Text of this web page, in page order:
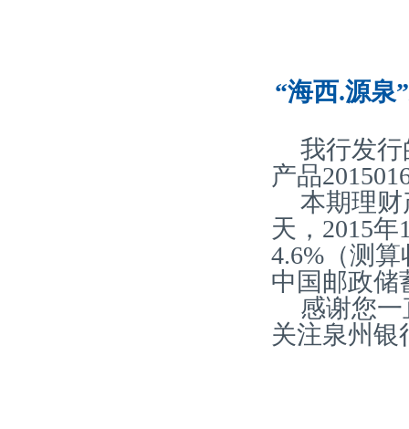
“海西.源泉
我行发行
产品
本期理财
天，2015
4.6%（测
中国邮政储
感谢您
关注泉州银